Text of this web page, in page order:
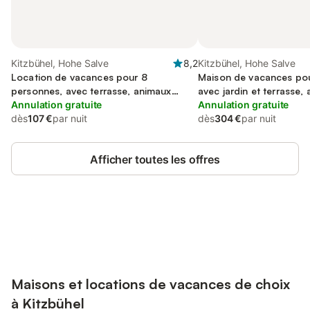
Kitzbühel, Hohe Salve
8,2
Location de vacances pour 8
personnes, avec terrasse, animaux
acceptés
Annulation gratuite
dès107 €par nuit
Kitzbühel, Hohe Salve
Maison de vacances
avec jardin et terrasse,
acceptés
Annulation gratuite
dès304 €par nuit
Afficher toutes les offres
Maisons et locations de vacances de choix
à Kitzbühel